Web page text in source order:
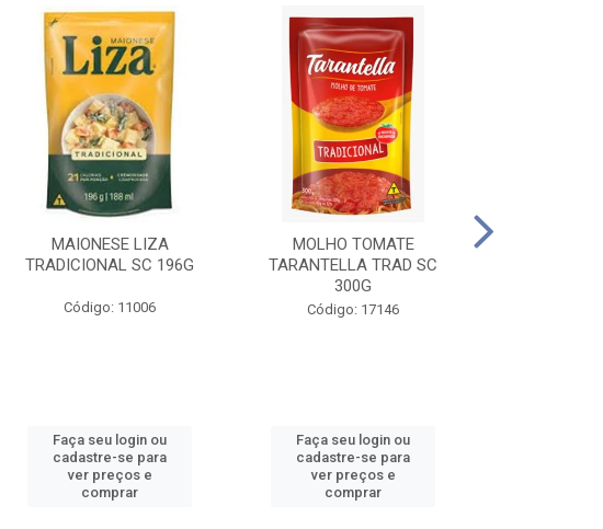
MAIONESE LIZA
TRADICIONAL SC 196G
Código: 11006
Faça seu login ou
cadastre-se para
ver preços e
comprar
MOLHO TOMATE
TARANTELLA TRAD SC
300G
Código: 17146
Faça seu login ou
cadastre-se para
ver preços e
comprar